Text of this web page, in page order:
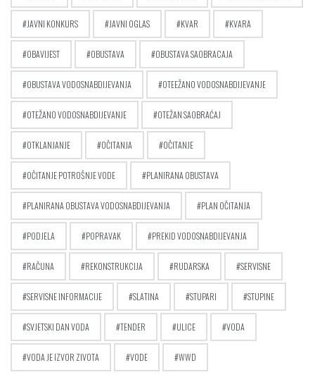
JAVNI KONKURS JAVNI OGLAS KVAR KVARA
OBAVIJEST OBUSTAVA OBUSTAVA SAOBRACAJA
OBUSTAVA VODOSNABDIJEVANJA OTEEŽANO VODOSNABDIJEVANJE
OTEŽANO VODOSNABDIJEVANJE OTEŽAN SAOBRAĆAJ
OTKLANJANJE OČITANJA OČITANJE
OČITANJE POTROŠNJE VODE PLANIRANA OBUSTAVA
PLANIRANA OBUSTAVA VODOSNABDIJEVANJA PLAN OČITANJA
PODJELA POPRAVAK PREKID VODOSNABDIJEVANJA
RAČUNA REKONSTRUKCIJA RUDARSKA SERVISNE
SERVISNE INFORMACIJE SLATINA STUPARI STUPINE
SVJETSKI DAN VODA TENDER ULICE VODA
VODA JE IZVOR ZIVOTA VODE WWD